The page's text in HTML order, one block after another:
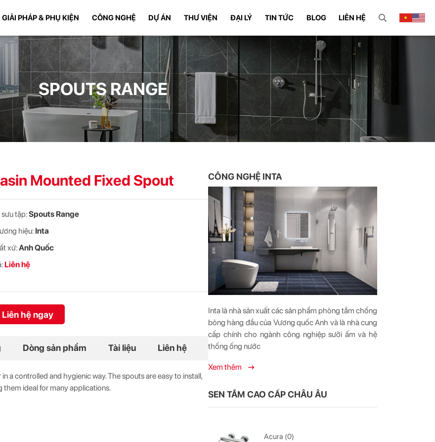
GIẢI PHÁP & PHỤ KIỆN CÔNG NGHỆ DỰ ÁN THƯ VIỆN ĐẠI LÝ TIN TỨC BLOG LIÊN HỆ
SPOUTS RANGE
Mounted Fixed Spout
sưu tập:Spouts Range
hiệu: Inta
xứ:Anh Quốc
Liên hệ
Liên hệ ngay
Dòng sản phẩm Tài liệu Liên hệ
a controlled and hygienic way. The spouts are easy to install,
them ideal for many applications.
CÔNG NGHỆ INTA
Inta là nhà sản xuất các sản phẩm phòng tắm chống
bỏng hàng đầu của Vương quốc Anh và là nhà cung
cấp chính cho ngành công nghiệp sưởi ấm và hệ
thống ống nước
Xem thêm
SEN TẮM CAO CẤP CHÂU ÂU
Acura (0)